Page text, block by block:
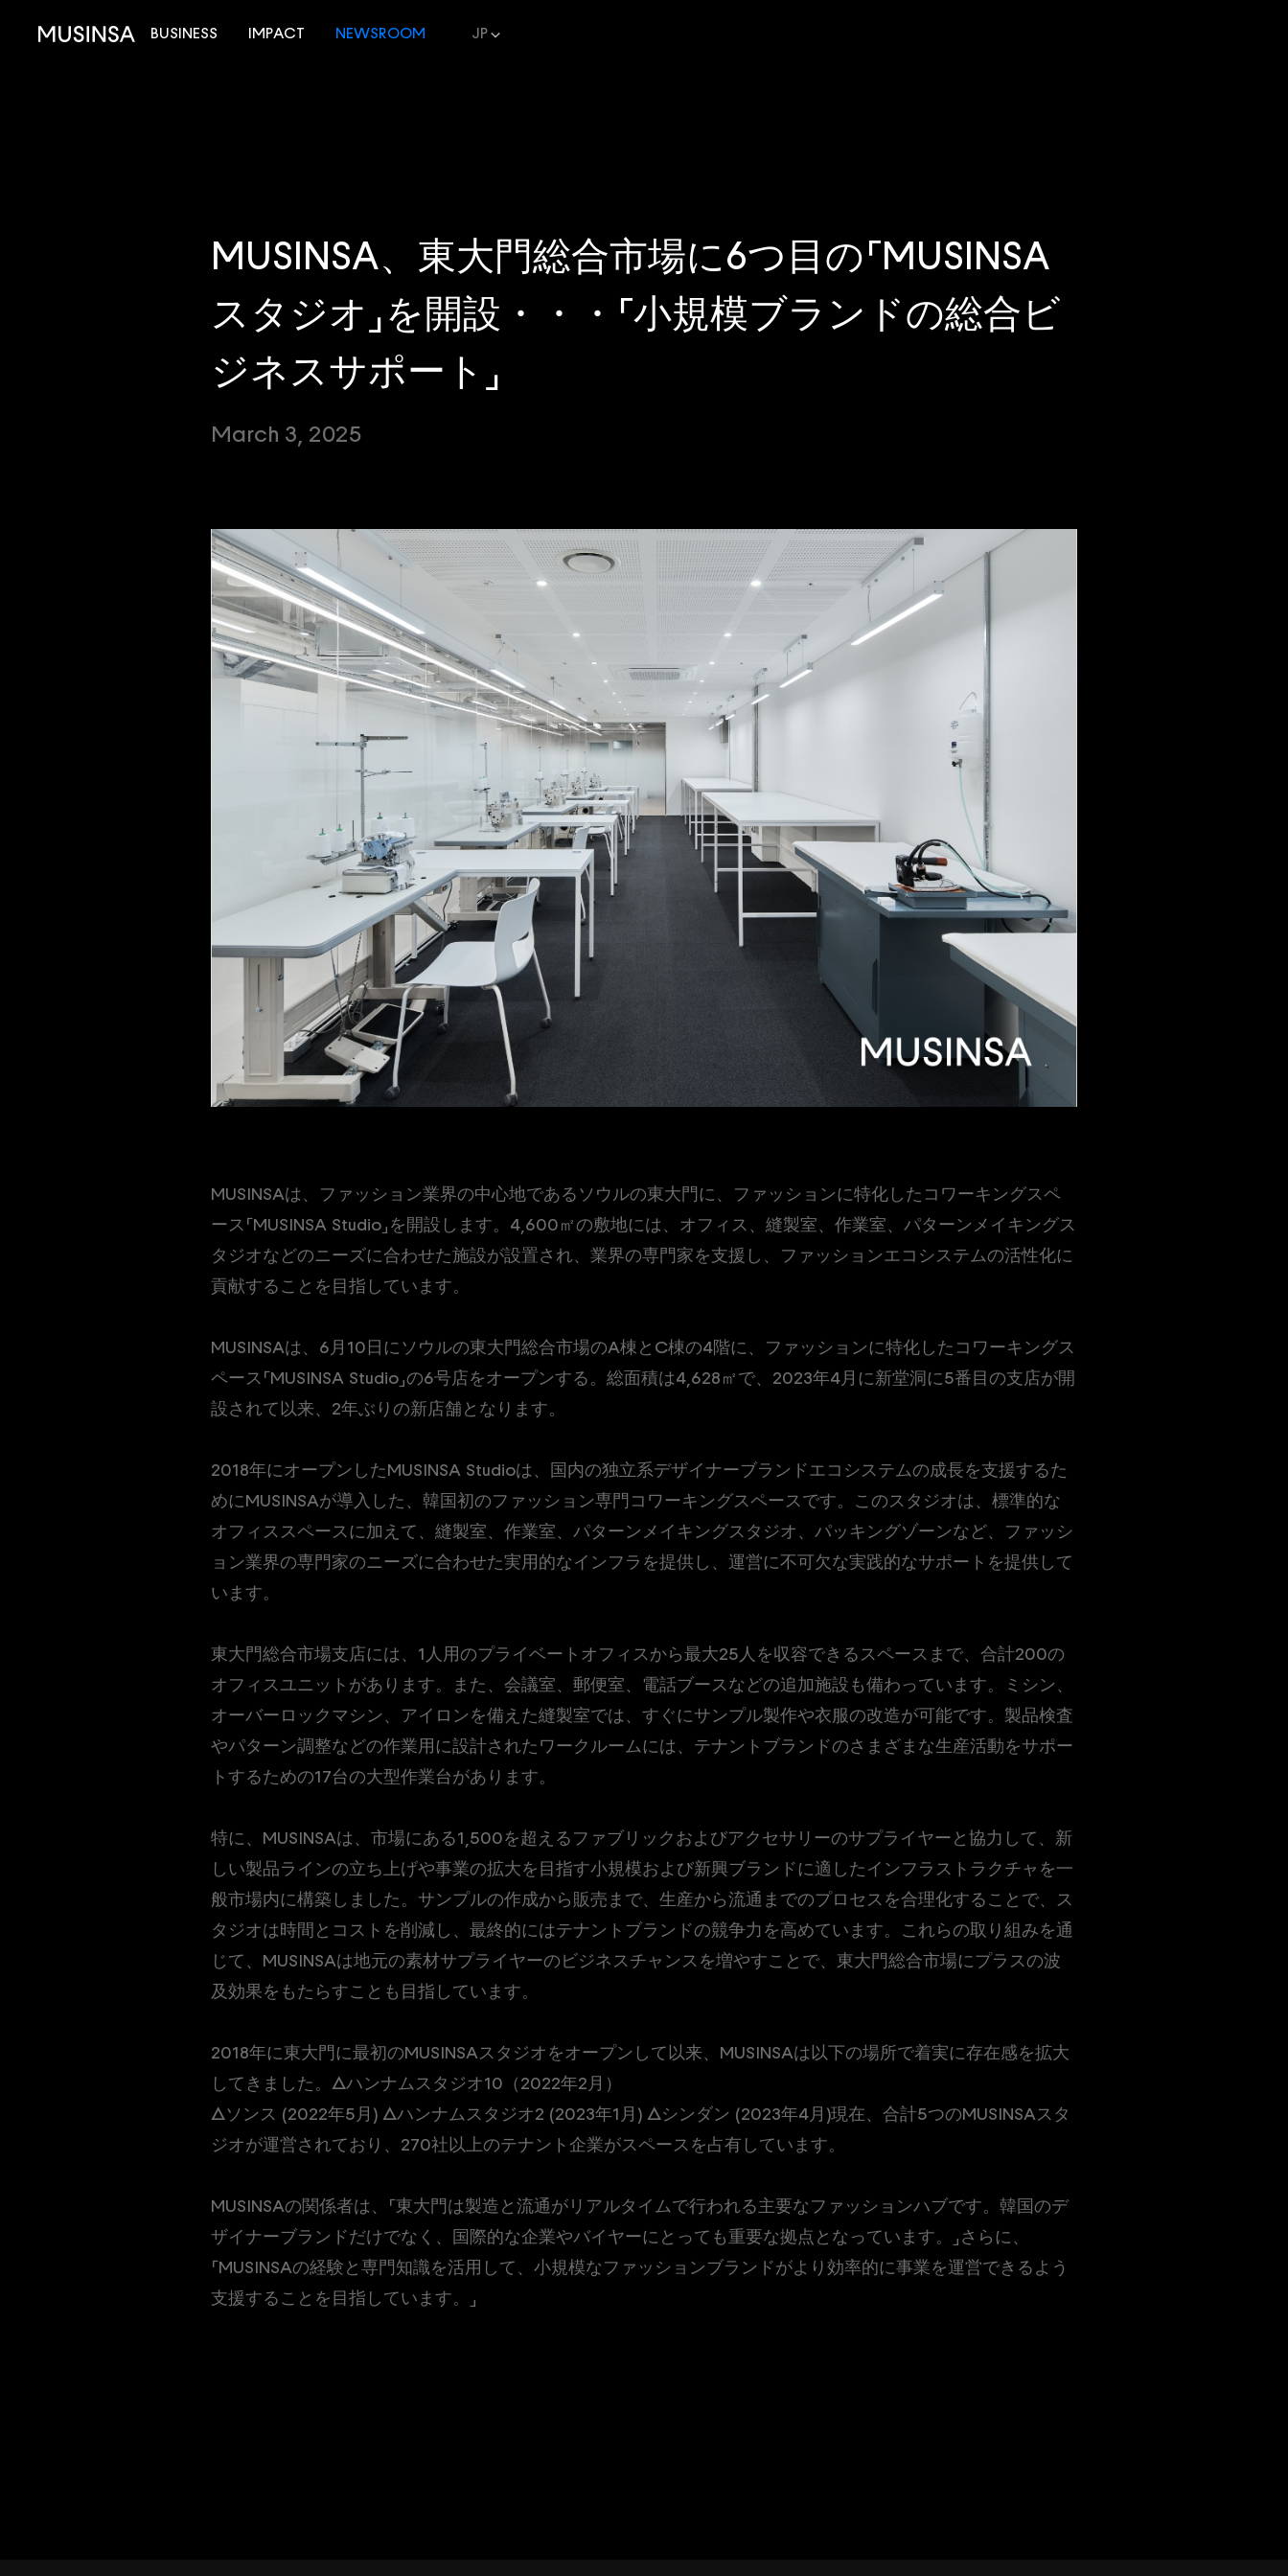
BUSINESS IMPACT NEWSROOM JP
MUSINSA、東大門総合市場に6つ目の「MUSINSA
スタジオ」を開設・・・「小規模ブランドの総合ビ
ジネスサポート」
March 3, 2025
MUSINSAは、ファッション業界の中心地であるソウルの東大門に、ファッションに特化したコワーキングスペ
ース「MUSINSA Studio」を開設します。4,600㎡の敷地には、オフィス、縫製室、作業室、パターンメイキングス
タジオなどのニーズに合わせた施設が設置され、業界の専門家を支援し、ファッションエコシステムの活性化に
貢献することを目指しています。
MUSINSAは、6月10日にソウルの東大門総合市場のA棟とC棟の4階に、ファッションに特化したコワーキングス
ペース「MUSINSA Studio」の6号店をオープンする。総面積は4,628㎡で、2023年4月に新堂洞に5番目の支店が開
設されて以来、2年ぶりの新店舗となります。
2018年にオープンしたMUSINSA Studioは、国内の独立系デザイナーブランドエコシステムの成長を支援するた
めにMUSINSAが導入した、韓国初のファッション専門コワーキングスペースです。このスタジオは、標準的な
オフィススペースに加えて、縫製室、作業室、パターンメイキングスタジオ、パッキングゾーンなど、ファッシ
ョン業界の専門家のニーズに合わせた実用的なインフラを提供し、運営に不可欠な実践的なサポートを提供して
います。
東大門総合市場支店には、1人用のプライベートオフィスから最大25人を収容できるスペースまで、合計200の
オフィスユニットがあります。また、会議室、郵便室、電話ブースなどの追加施設も備わっています。ミシン、
オーバーロックマシン、アイロンを備えた縫製室では、すぐにサンプル製作や衣服の改造が可能です。製品検査
やパターン調整などの作業用に設計されたワークルームには、テナントブランドのさまざまな生産活動をサポー
トするための17台の大型作業台があります。
特に、MUSINSAは、市場にある1,500を超えるファブリックおよびアクセサリーのサプライヤーと協力して、新
しい製品ラインの立ち上げや事業の拡大を目指す小規模および新興ブランドに適したインフラストラクチャを一
般市場内に構築しました。サンプルの作成から販売まで、生産から流通までのプロセスを合理化することで、ス
タジオは時間とコストを削減し、最終的にはテナントブランドの競争力を高めています。これらの取り組みを通
じて、MUSINSAは地元の素材サプライヤーのビジネスチャンスを増やすことで、東大門総合市場にプラスの波
及効果をもたらすことも目指しています。
2018年に東大門に最初のMUSINSAスタジオをオープンして以来、MUSINSAは以下の場所で着実に存在感を拡大
してきました。△ハンナムスタジオ10（2022年2月）
△ソンス (2022年5月) △ハンナムスタジオ2 (2023年1月) △シンダン (2023年4月)現在、合計5つのMUSINSAスタ
ジオが運営されており、270社以上のテナント企業がスペースを占有しています。
MUSINSAの関係者は、「東大門は製造と流通がリアルタイムで行われる主要なファッションハブです。韓国のデ
ザイナーブランドだけでなく、国際的な企業やバイヤーにとっても重要な拠点となっています。」さらに、
「MUSINSAの経験と専門知識を活用して、小規模なファッションブランドがより効率的に事業を運営できるよう
支援することを目指しています。」